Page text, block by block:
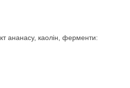
ананасу, каолін, ферменти: